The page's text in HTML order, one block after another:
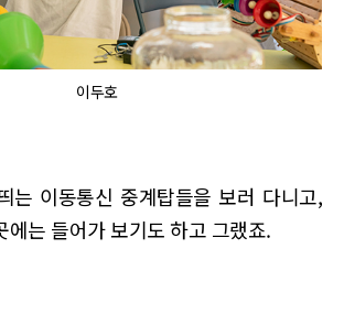
이두호
는 이동통신 중계탑들을 보러 다니고,
에는 들어가 보기도 하고 그랬죠.